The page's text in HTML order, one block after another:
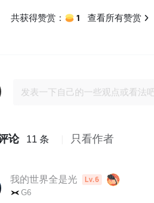
共获得赞赏： 1 查看所有赞赏
论 11 条 只看作者
我的世界全是光 Lv.6
G6